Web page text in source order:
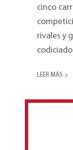
cinco
rivales y
LEER MÁS